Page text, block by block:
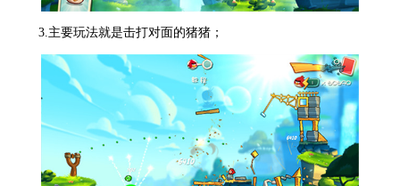
3.主要玩法就是击打对面的猪猪；